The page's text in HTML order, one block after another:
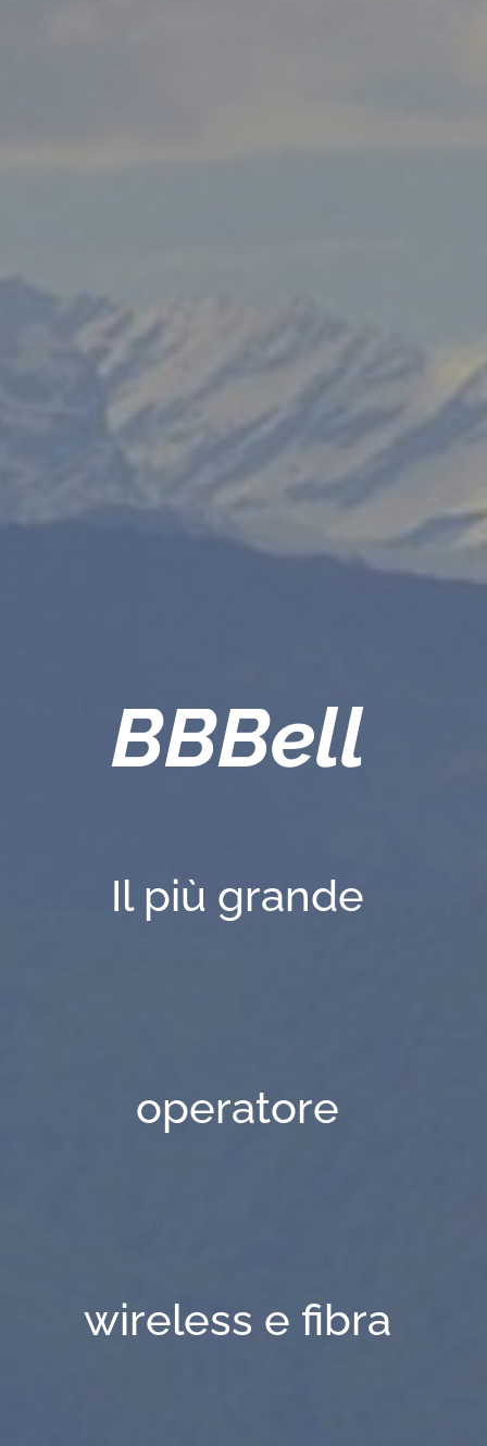
BBBell
Il più grande
operatore
wireless e fibra